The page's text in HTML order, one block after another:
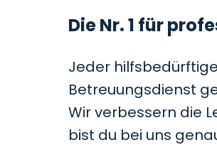
Die Nr. 1 für
Jeder hilfsbedürftige
Betreuungsdienst
Wir verbessern die
bist du bei uns